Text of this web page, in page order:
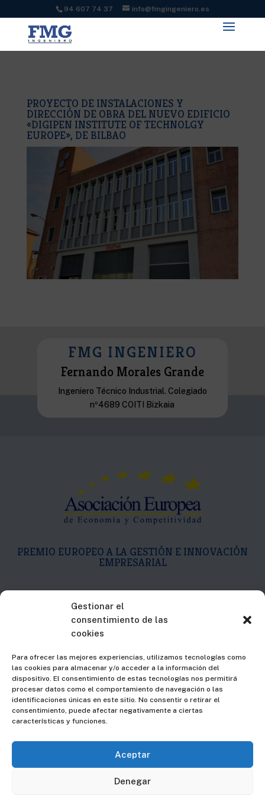
Gestionar el
consentimiento de las
cookies
Para ofrecer las mejores experiencias, utilizamos tecnologías como
las cookies para almacenar y/o acceder a la información del
dispositivo. El consentimiento de estas tecnologías nos permitirá
procesar datos como el comportamiento de navegación o las
identificaciones únicas en este sitio. No consentir o retirar el
consentimiento, puede afectar negativamente a ciertas
características y funciones.
Aceptar
Denegar
94 607 74 37 info@fmgingeniero.es
PROYECTO DE INSTALACIONES Y
DIRECCIÓN DE OBRA DEL NUEVO EDIFICIO
«DIGIPEN INSTITUTE OF TECHNOLGY
EUROPE», DE BILBAO
FMG INGENIERO
Fernando Morales Grande
Ingeniero Técnico Industrial. Colegiado
nº4689 COITI Bizkaia
PREMIO EUROPEO A LA GESTIÓN E INNOVACIÓN
EMPRESARIAL
2ª Plta. Dpto. D
 94 607 74 37
 info@fmgingeniero.es
Aviso Legal
Los logotipos y marcas comerciales que aparecen en esta